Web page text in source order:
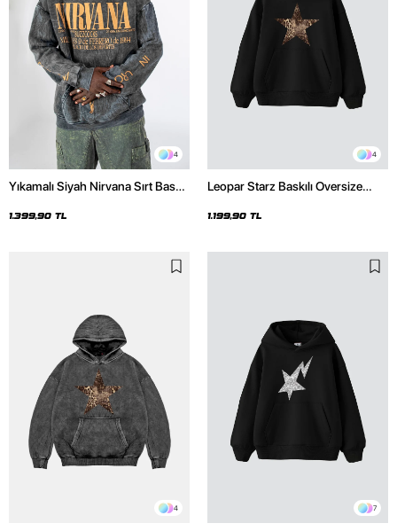
4
Yıkamalı Siyah Nirvana Sırt Baskılı
1.399,90 TL
4
Leopar Starz Baskılı Oversize
1.199,90 TL
4 7